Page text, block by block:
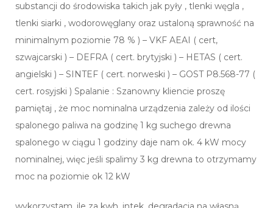
substancji do środowiska takich jak pyły , tlenki węgla ,
tlenki siarki , wodorowęglany oraz ustaloną sprawność na
minimalnym poziomie 78 % ) – VKF AEAI ( cert,
szwajcarski ) – DEFRA ( cert. brytyjski ) – HETAS ( cert.
angielski ) – SINTEF ( cert. norweski ) – GOST P8.568-77 (
cert. rosyjski ) Spalanie : Szanowny kliencie proszę
pamiętaj , że moc nominalna urządzenia zależy od ilości
spalonego paliwa na godzinę 1 kg suchego drewna
spalonego w ciągu 1 godziny daje nam ok. 4 kW mocy
nominalnej, więc jeśli spalimy 3 kg drewna to otrzymamy
moc na poziomie ok 12 kW